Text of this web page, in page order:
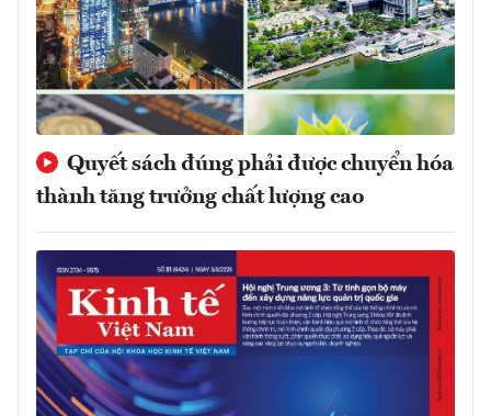
Quyết sách đúng phải được chuyển hóa
thành tăng trưởng chất lượng cao